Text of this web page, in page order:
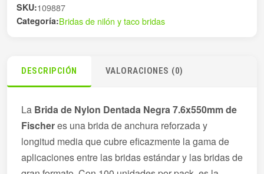
6
cantidad
SKU:109887
Categoría:Bridas de nilón y taco bridas
DESCRIPCIÓN VALORACIONES (0)
La Brida de Nylon Dentada Negra 7.6x550mm de
Fischeres una brida de anchura reforzada y
longitud media que cubre eficazmente la gama de
aplicaciones entre las bridas estándar y las bridas de